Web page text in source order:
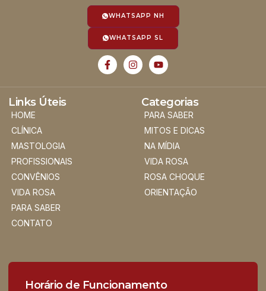
WHATSAPP NH
WHATSAPP SL
Links Úteis
HOME
CLÍNICA
MASTOLOGIA
PROFISSIONAIS
CONVÊNIOS
VIDA ROSA
PARA SABER
CONTATO
Categorias
PARA SABER
MITOS E DICAS
NA MÍDIA
VIDA ROSA
ROSA CHOQUE
ORIENTAÇÃO
Horário de Funcionamento